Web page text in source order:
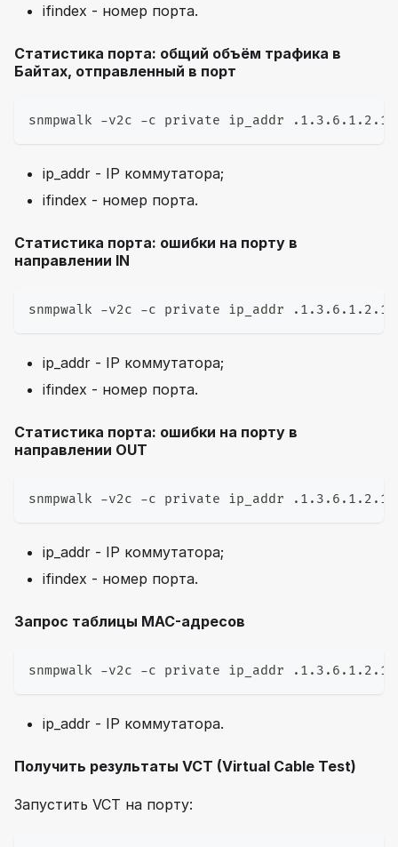
ifindex - номер порта.
Статистика порта: общий объём трафика в
Байтах, отправленный в порт
snmpwalk -v2c -c private ip_addr
ip_addr - IP коммутатора;
ifindex - номер порта.
Статистика порта: ошибки на порту в
направлении IN
snmpwalk -v2c -c private ip_addr
ip_addr - IP коммутатора;
ifindex - номер порта.
Статистика порта: ошибки на порту в
направлении OUT
snmpwalk -v2c -c private ip_addr
ip_addr - IP коммутатора;
ifindex - номер порта.
Запрос таблицы MAC-адресов
snmpwalk -v2c -c private ip_addr
ip_addr - IP коммутатора.
Получить результаты VCT (Virtual Cable Test)
Запустить VCT на порту: